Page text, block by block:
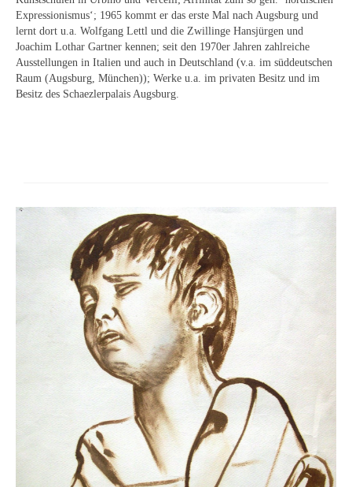
Schwäbische Künstler
Weitere
Expressiver Realismus
Mediterrane Landschaft
Norddeutsche Landschaften
Süddeutsche Landschaft
Selbstbildnisse
Stillleben
Tägliche Dosis Kunst
Themenflyer
Themenflyer: Trügerische Idyllen
Expressionismus‘; 1965 kommt er das erste Mal nach Augsburg und
lernt dort u.a. Wolfgang Lettl und die Zwillinge Hansjürgen und
Joachim Lothar Gartner kennen; seit den 1970er Jahren zahlreiche
Ausstellungen in Italien und auch in Deutschland (v.a. im süddeutschen
Raum (Augsburg, München)); Werke u.a. im privaten Besitz und im
Besitz des Schaezlerpalais Augsburg.